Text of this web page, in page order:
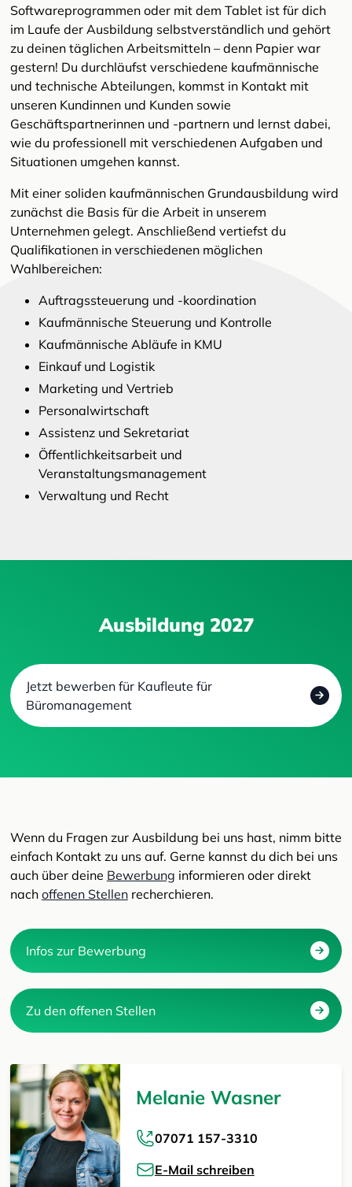
Softwareprogrammen oder mit dem Tablet ist für dich
im Laufe der Ausbildung selbstverständlich und gehört
zu deinen täglichen Arbeitsmitteln – denn Papier war
gestern! Du durchläufst verschiedene kaufmännische
und technische Abteilungen, kommst in Kontakt mit
unseren Kundinnen und Kunden sowie
Geschäftspartnerinnen und -partnern und lernst dabei,
wie du professionell mit verschiedenen Aufgaben und
Situationen umgehen kannst.
Mit einer soliden kaufmännischen Grundausbildung wird
zunächst die Basis für die Arbeit in unserem
Unternehmen gelegt. Anschließend vertiefst du
Qualifikationen in verschiedenen möglichen
Wahlbereichen:
Auftragssteuerung und -koordination
Kaufmännische Steuerung und Kontrolle
Kaufmännische Abläufe in KMU
Einkauf und Logistik
Marketing und Vertrieb
Personalwirtschaft
Assistenz und Sekretariat
Öffentlichkeitsarbeit und
Veranstaltungsmanagement
Verwaltung und Recht
Ausbildung 2027
Jetzt bewerben für Kaufleute für
Büromanagement
Wenn du Fragen zur Ausbildung bei uns hast, nimm bitte
einfach Kontakt zu uns auf. Gerne kannst du dich bei uns
auch über deine Bewerbung informieren oder direkt
nach offenen Stellenrecherchieren.
Infos zur Bewerbung
Zu den offenen Stellen
Melanie Wasner
07071 157-3310
E-Mail schreiben